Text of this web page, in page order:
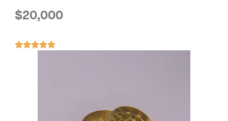
$20,000
